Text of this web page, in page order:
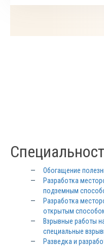
Обогащение
Разработка
подземным
Разработка
открытым
Взрывные работы
специальные
Разведка и